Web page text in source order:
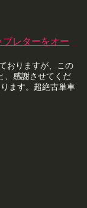
ブレターをオー
おりますが、この
、感謝させてくだ
ます。超絶古単車